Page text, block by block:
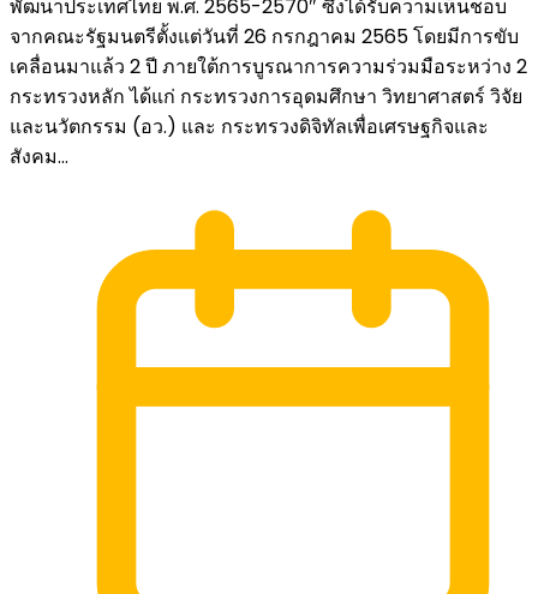
พัฒนาประเทศไทย พ.ศ. 2565-2570″ ซึ่งได้รับความเห็นชอบ
จากคณะรัฐมนตรีตั้งแต่วันที่ 26 กรกฎาคม 2565 โดยมีการขับ
เคลื่อนมาแล้ว 2 ปี ภายใต้การบูรณาการความร่วมมือระหว่าง 2
กระทรวงหลัก ได้แก่ กระทรวงการอุดมศึกษา วิทยาศาสตร์ วิจัย
และนวัตกรรม (อว.) และ กระทรวงดิจิทัลเพื่อเศรษฐกิจและ
สังคม...